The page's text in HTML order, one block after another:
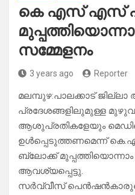
കെ എസ് എസ്
സമ്മേളനം
3 years ago Reporter
മലമ്പുഴ:പാലക്കാട്
പ്രദേശങ്ങളിലുമുള്ള
ആശുപ്രതികളേയും
ഉൾപ്പെടുത്തണമെന്ന്
ബ്ലോക്ക്
ആവശ്യപ്പെട്ടു.
സർവ്വീസ്